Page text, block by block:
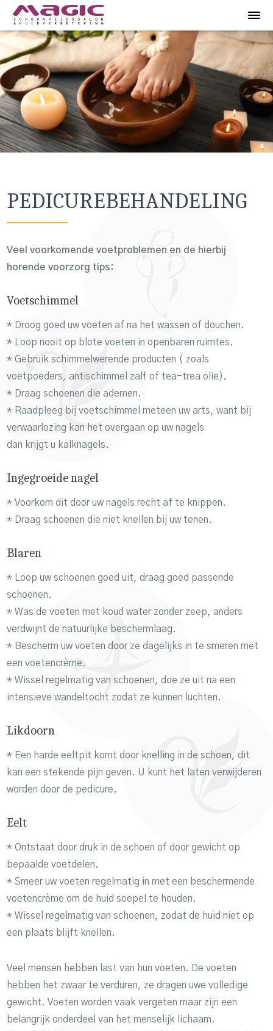
PEDICUREBEHANDELING
Veel voorkomende voetproblemen en de hierbij
horende voorzorg tips:
Voetschimmel
* Droog goed uw voeten af na het wassen of douchen.
* Loop nooit op blote voeten in openbaren ruimtes.
* Gebruik schimmelwerende producten ( zoals
voetpoeders, antischimmel zalf of tea-trea olie).
* Draag schoenen die ademen.
* Raadpleeg bij voetschimmel meteen uw arts, want bij
verwaarlozing kan het overgaan op uw nagels
dan krijgt u kalknagels.
Ingegroeide nagel
* Voorkom dit door uw nagels recht af te knippen.
* Draag schoenen die niet knellen bij uw tenen.
Blaren
* Loop uw schoenen goed uit, draag goed passende
schoenen.
* Was de voeten met koud water zonder zeep, anders
verdwijnt de natuurlijke beschermlaag.
* Bescherm uw voeten door ze dagelijks in te smeren met
een voetencrème.
* Wissel regelmatig van schoenen, doe ze uit na een
intensieve wandeltocht zodat ze kunnen luchten.
Likdoorn
* Een harde eeltpit komt door knelling in de schoen, dit
kan een stekende pijn geven. U kunt het laten verwijderen
worden door de pedicure.
Eelt
* Ontstaat door druk in de schoen of door gewicht op
bepaalde voetdelen.
* Smeer uw voeten regelmatig in met een beschermende
voetencrème om de huid soepel te houden.
* Wissel regelmatig van schoenen, zodat de huid niet op
een plaats blijft knellen.
Veel mensen hebben last van hun voeten. De voeten
hebben het zwaar te verduren, ze dragen uwe volledige
gewicht. Voeten worden vaak vergeten maar zijn een
belangrijk onderdeel van het menselijk lichaam.